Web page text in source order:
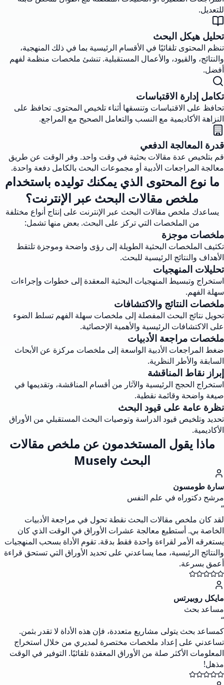
للتعديل.
تحليل هيكل البحث
تنظم المحتوى تلقائيًا في الأقسام الرئيسية بما في ذلك المنهجية،
والنتائج، والقيود، والأعمال المستقبلية. تنشئ ملخصات منظمة لفهم
أفضل.
تكامل إدارة الاقتباسات
تحافظ على الاقتباسات وتنسقها أثناء تلخيص المحتوى. تحافظ على
النزاهة الأكاديمية مع النسب والتعامل الصحيح مع المراجع.
قدرة المعالجة الدفعي
قم بتلخيص عدة مقالات بحثية في وقت واحد. وفر الوقت عن طريق
معالجة المراجعات الأدبية أو مجموعات البحث بالكامل دفعة واحدة.
ما نوع المحتوى الذي يمكنك توليده باستخدام
ملخص مقالات البحث عبر الإنترنت؟
يساعدك ملخص مقالات البحث عبر الإنترنت على إنتاج أنواع مختلفة
من الملخصات التي تركز على البحث. بعض منها تشمل:
ملخصات موجزة
تكثيف الملخصات البحثية الطويلة إلى رؤى واضحة وموجزة تلتقط
الأهداف والنتائج الرئيسية للبحث.
تحليلات المنهجيات
استخراج وتبسيط المنهجيات البحثية المعقدة إلى خطوات وإجراءات
سهلة الفهم.
ملخصات النتائج والاكتشافات
تحويل نتائج البحث المفصلة إلى ملخصات سهلة الفهم تسلط الضوء
على الاكتشافات الرئيسية والأهمية الإحصائية.
ملخصات مراجعة الأدبيات
ضغط المراجعات الأدبية الواسعة إلى ملخصات مركزة عن الأبحاث
السابقة والأطر النظرية.
إبراز نقاط المناقشة
استخراج الحجج الرئيسية والآثار من أقسام المناقشة، وتقديمها في
صيغة واضحة وقائمة نقطية.
نظرة عامة على قيود البحث
تحديد وتلخيص قيود الدراسة وتوصيات البحث المستقبلي من الأوراق
الأكاديمية.
ماذا يقول المستخدمون عن ملخص مقالات
البحث Musely
سارة طومسون
مرشح دكتوراه في علم النفس
“
لقد كان ملخص مقالات البحث نقطة تحول في مراجعة الأدبيات
الخاصة بي. أستطيع معالجة عشرات الأوراق في الوقت الذي كان
يستغرقه الأمر لقراءة واحدة فقط بدقة. تقوم الأداة بسحب المنهجيات
والنتائج الرئيسية، مما يساعدني على تحديد الأوراق التي تستحق قراءة
أعمق بسرعة.
مايكل روبيرتس
مساعد بحث
“
كمساعد بحث يتولى مشاريع متعددة، فإن هذه الأداة لا تقدر بثمن.
تساعدني على إعداد ملخصات مختصرة لمديري من خلال استخراج
المعلومات الأكثر صلة من الأوراق المعقدة تلقائيًا. التوفير في الوقت
مذهل!